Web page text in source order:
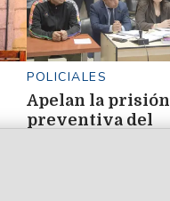
POLICIALES
Apelan la prisión
preventiva del